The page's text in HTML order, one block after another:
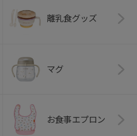
離乳食グッズ
マグ
お食事エプロン